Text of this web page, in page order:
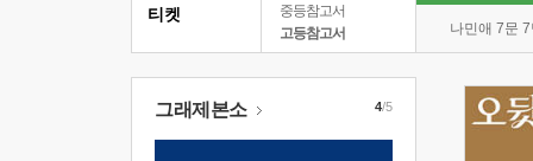
중등참고서
고등참고서
나민애 7문
티켓
그래제본소 4/5